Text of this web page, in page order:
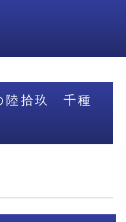
陸拾玖 千種